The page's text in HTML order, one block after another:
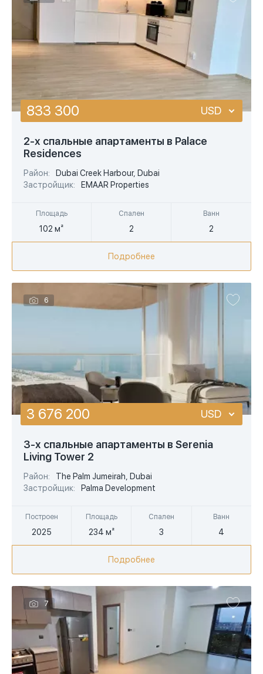
2-х спальные апартаменты в Palace
Residences
Район:
Dubai Creek Harbour, Dubai
Застройщик:
EMAAR Properties
Площадь
102 м²
Спален
2
Ванн
2
833 300 USD
Подробнее
6
3-х спальные апартаменты в Serenia
Living Tower 2
Район:
The Palm Jumeirah, Dubai
Застройщик:
Palma Development
Построен
2025
Площадь
234 м²
Спален
3
Ванн
4
3 676 200 USD
USD
Подробнее
7